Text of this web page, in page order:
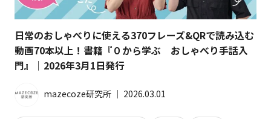
日常のおしゃべりに使える370フレーズ&QRで読み込む
動画70本以上！書籍『０から学ぶ おしゃべり手話入
門』｜2026年3月1日発行
mazecoze研究所 │ 2026.03.01